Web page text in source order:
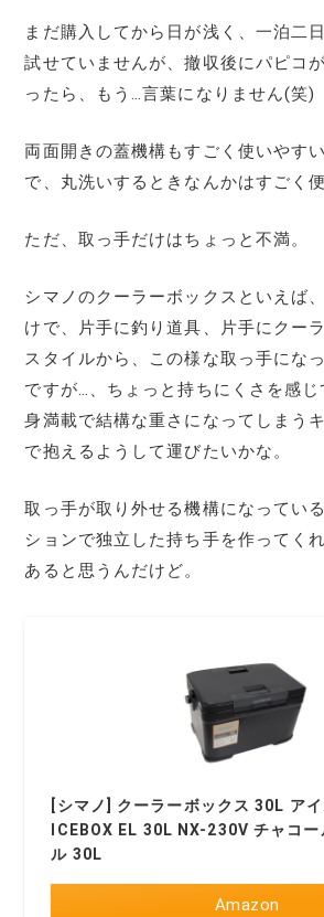
まだ購入してから日が浅く、一泊二
試せていませんが、撤収後にパピコ
ったら、もう…言葉になりません(笑)
両面開きの蓋機構もすごく使いやす
で、丸洗いするときなんかはすごく便
ただ、取っ手だけはちょっと不満。
シマノのクーラーボックスといえば
けで、片手に釣り道具、片手にクー
スタイルから、この様な取っ手にな
ですが…、ちょっと持ちにくさを感じ
身満載で結構な重さになってしまう
で抱えるようして運びたいかな。
取っ手が取り外せる機構になってい
ションで独立した持ち手を作ってく
あると思うんだけど。
[シマノ] クーラーボックス 30L ア
ICEBOX EL 30L NX-230V チャコ
ル 30L
Amazon